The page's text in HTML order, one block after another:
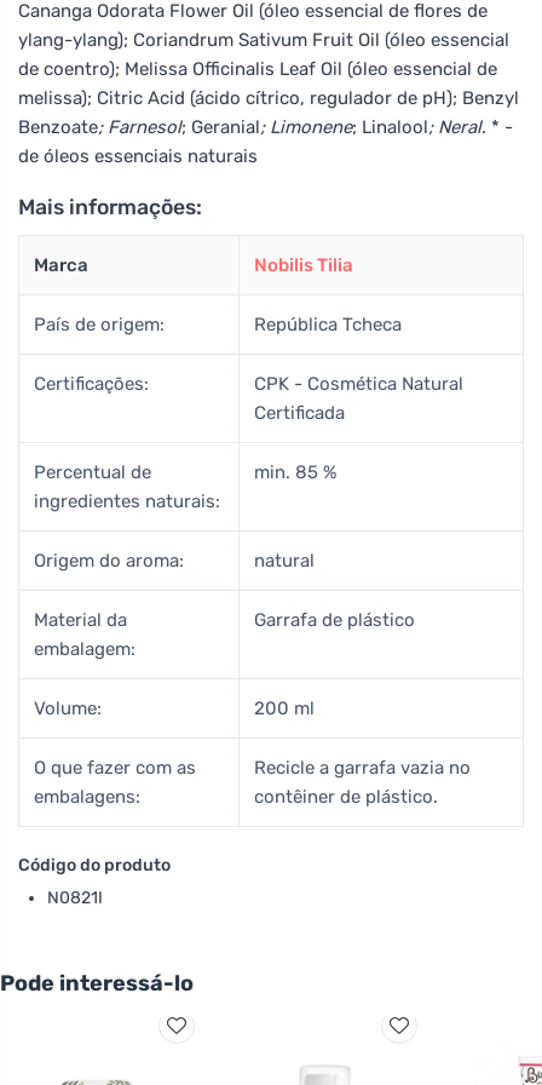
Cananga Odorata Flower Oil (óleo essencial de flores de
ylang-ylang); Coriandrum Sativum Fruit Oil (óleo essencial
de coentro); Melissa Officinalis Leaf Oil (óleo essencial de
melissa); Citric Acid (ácido cítrico, regulador de pH); Benzyl
Benzoate; Farnesol; Geranial; Limonene; Linalool; Neral. * -
de óleos essenciais naturais
Mais informações:
Marca Nobilis Tilia
País de origem: República Tcheca
Certificações:
CPK - Cosmética Natural
Certificada
Percentual de
ingredientes naturais:
min. 85 %
Origem do aroma: natural
Material da
embalagem:
Garrafa de plástico
Volume: 200 ml
O que fazer com as
embalagens:
Recicle a garrafa vazia no
contêiner de plástico.
Código do produto
N0821I
Pode interessá-lo